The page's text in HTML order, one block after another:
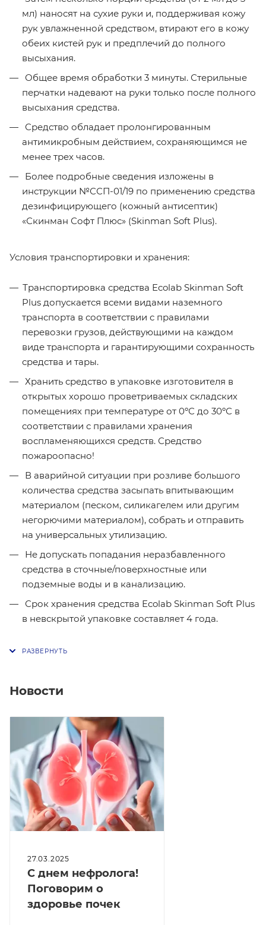
мл) наносят на сухие руки и, поддерживая кожу
рук увлажненной средством, втирают его в кожу
обеих кистей рук и предплечий до полного
высыхания.
Общее время обработки 3 минуты. Стерильные
перчатки надевают на руки только после полного
высыхания средства.
Средство обладает пролонгированным
антимикробным действием, сохраняющимся не
менее трех часов.
Более подробные сведения изложены в
инструкции №ССП-01/19 по применению средства
дезинфицирующего (кожный антисептик)
«Скинман Софт Плюс» (Skinman Soft Plus).
Условия транспортировки и хранения:
Транспортировка средства Ecolab Skinman Soft
Plus допускается всеми видами наземного
транспорта в соответствии с правилами
перевозки грузов, действующими на каждом
виде транспорта и гарантирующими сохранность
средства и тары.
Хранить средство в упаковке изготовителя в
открытых хорошо проветриваемых складских
помещениях при температуре от 0ºС до 30ºС в
соответствии с правилами хранения
воспламеняющихся средств. Средство
пожароопасно!
В аварийной ситуации при розливе большого
количества средства засыпать впитывающим
материалом (песком, силикагелем или другим
негорючими материалом), собрать и отправить
на универсальных утилизацию.
Не допускать попадания неразбавленного
средства в сточные/поверхностные или
подземные воды и в канализацию.
Срок хранения средства Ecolab Skinman Soft Plus
в невскрытой упаковке составляет 4 года.
Новости
27.03.2025
С днем нефролога!
Поговорим о
здоровье почек